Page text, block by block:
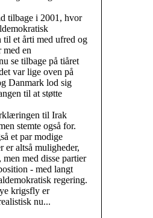
tilbage i 2001, hvor
til et årti med ufred og
med en
se tilbage på tiåret
var lige oven på
Danmark lod sig
til at støtte
til Irak
stemte også for.
et par modige
altså muligheder,
med disse partier
- med langt
regering.
krigsfly er
nu...